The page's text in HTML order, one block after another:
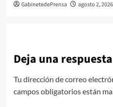
GabinetedePrensa agosto 2, 2026
Deja una respuesta
Tu dirección de correo
campos obligatorios están